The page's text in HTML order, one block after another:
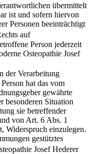
übermittelt
ist und sofern hiervon
Personen beeinträchtigt
auf
Person jederzeit
Osteopathie Josef
der Verarbeitung
hat das vom
gewährte
besonderen Situation
sie betreffender
von Art. 6 Abs. 1
Widerspruch einzulegen.
gestütztes
Josef Hederer